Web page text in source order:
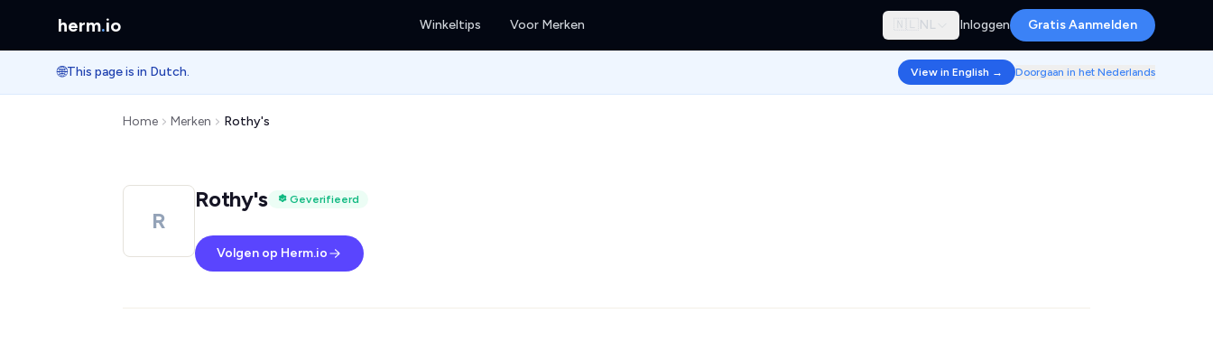
herm.io Winkeltips Voor Merken 🇳🇱 NL Inloggen Gratis Aanmelden
🌐This page is in Dutch. View in English → Doorgaan in het Nederlands
Home Merken Rothy's
R
Rothy's Geverifieerd
Volgen op Herm.io